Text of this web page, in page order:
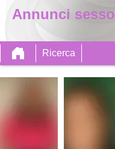
Annunci sesso
Ricerca